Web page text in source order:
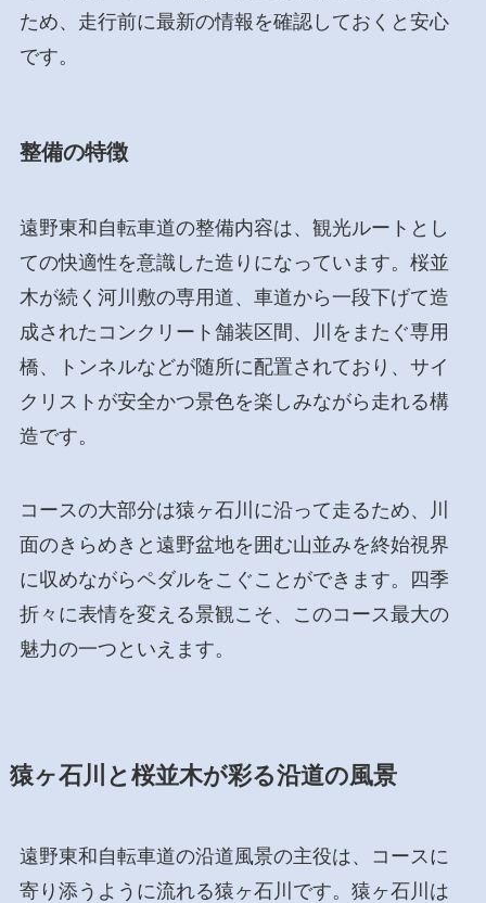
ため、走行前に最新の情報を確認しておくと安心
です。
整備の特徴
遠野東和自転車道の整備内容は、観光ルートとし
ての快適性を意識した造りになっています。桜並
木が続く河川敷の専用道、車道から一段下げて造
成されたコンクリート舗装区間、川をまたぐ専用
橋、トンネルなどが随所に配置されており、サイ
クリストが安全かつ景色を楽しみながら走れる構
造です。
コースの大部分は猿ヶ石川に沿って走るため、川
面のきらめきと遠野盆地を囲む山並みを終始視界
に収めながらペダルをこぐことができます。四季
折々に表情を変える景観こそ、このコース最大の
魅力の一つといえます。
猿ヶ石川と桜並木が彩る沿道の風景
遠野東和自転車道の沿道風景の主役は、コースに
寄り添うように流れる猿ヶ石川です。猿ヶ石川は